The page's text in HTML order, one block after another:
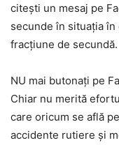
citești un mesaj pe
secunde în situația
fracțiune de secundă.
NU mai butonați pe
Chiar nu merită
care oricum se află
accidente rutiere și